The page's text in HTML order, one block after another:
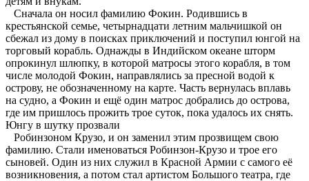
Сначала он носил фамилию Фокин. Родившись в
крестьянской семье, четырнадцати летним мальчишкой он
сбежал из дому в поисках приключений и поступил юнгой на
торговый корабль. Однажды в Индийском океане шторм
опрокинул шлюпку, в которой матросы этого корабля, в том
числе молодой Фокин, направлялись за пресной водой к
острову, не обозначенному на карте. Часть вернулась вплавь
на судно, а Фокин и ещё один матрос добрались до острова,
где им пришлось прожить трое суток, пока удалось их снять.
Юнгу в шутку прозвали
Робинзоном Крузо, и он заменил этим прозвищем свою
фамилию. Стали именоваться Робинзон-Крузо и трое его
сыновей. Один из них служил в Красной Армии с самого её
возникновения, а потом стал артистом Большого театра, где